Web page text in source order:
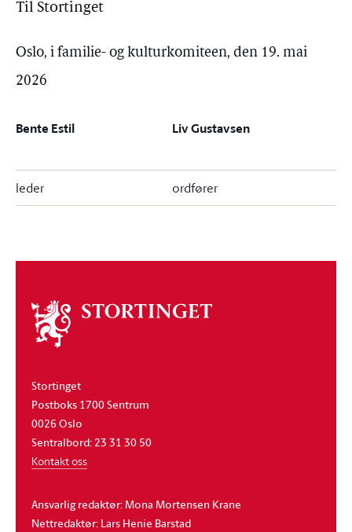
Til Stortinget
Oslo, i familie- og kulturkomiteen, den 19. mai
2026
Bente Estil Liv Gustavsen
leder ordfører
Om
stortinget
Stortinget
Postboks 1700 Sentrum
0026 Oslo
Sentralbord: 23 31 30 50
Kontakt oss
Ansvarlig redaktør: Mona Mortensen Krane
Nettredaktør: Lars Henie Barstad